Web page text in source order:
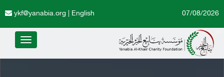
English
ykf@yanabia.org 07/08/2026
Toggle